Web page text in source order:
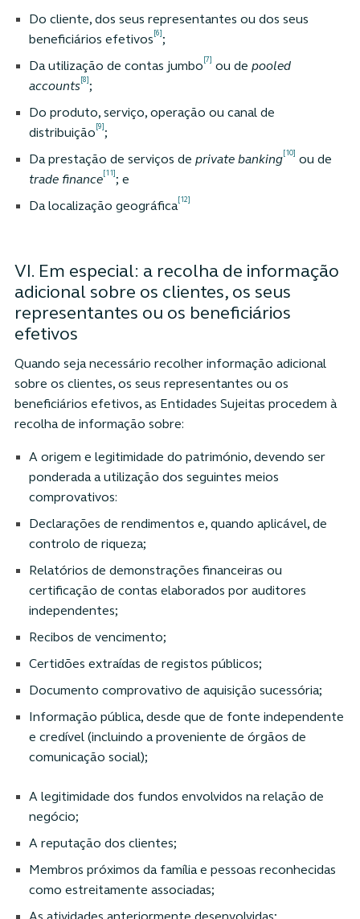
Do cliente, dos seus representantes ou dos seus
beneficiários efetivos
[6]
;
Da utilização de contas jumbo
[7]
ou de pooled
accounts
[8]
;
Do produto, serviço, operação ou canal de
distribuição
[9]
;
Da prestação de serviços de private banking
[10]
ou de
trade finance
[11]
; e
Da localização geográfica
[12]
VI. Em especial: a recolha de informação
adicional sobre os clientes, os seus
representantes ou os beneficiários
efetivos
Quando seja necessário recolher informação adicional
sobre os clientes, os seus representantes ou os
beneficiários efetivos, as Entidades Sujeitas procedem à
recolha de informação sobre:
A origem e legitimidade do património, devendo ser
ponderada a utilização dos seguintes meios
comprovativos:
Declarações de rendimentos e, quando aplicável, de
controlo de riqueza;
Relatórios de demonstrações financeiras ou
certificação de contas elaborados por auditores
independentes;
Recibos de vencimento;
Certidões extraídas de registos públicos;
Documento comprovativo de aquisição sucessória;
Informação pública, desde que de fonte independente
e credível (incluindo a proveniente de órgãos de
comunicação social);
A legitimidade dos fundos envolvidos na relação de
negócio;
A reputação dos clientes;
Membros próximos da família e pessoas reconhecidas
como estreitamente associadas;